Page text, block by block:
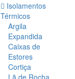
Isolamentos
Térmicos
Argila
Expandida
Caixas de
Estores
Cortiça
Lã de Rocha